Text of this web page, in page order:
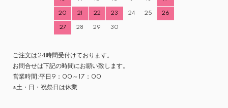
20 21 22 23 24 25 26
27 28 29 30
ご注文は24時間受付けております。
お問合せは下記の時間にお願い致します。
営業時間:平日9：00～17：00
※土・日・祝祭日は休業